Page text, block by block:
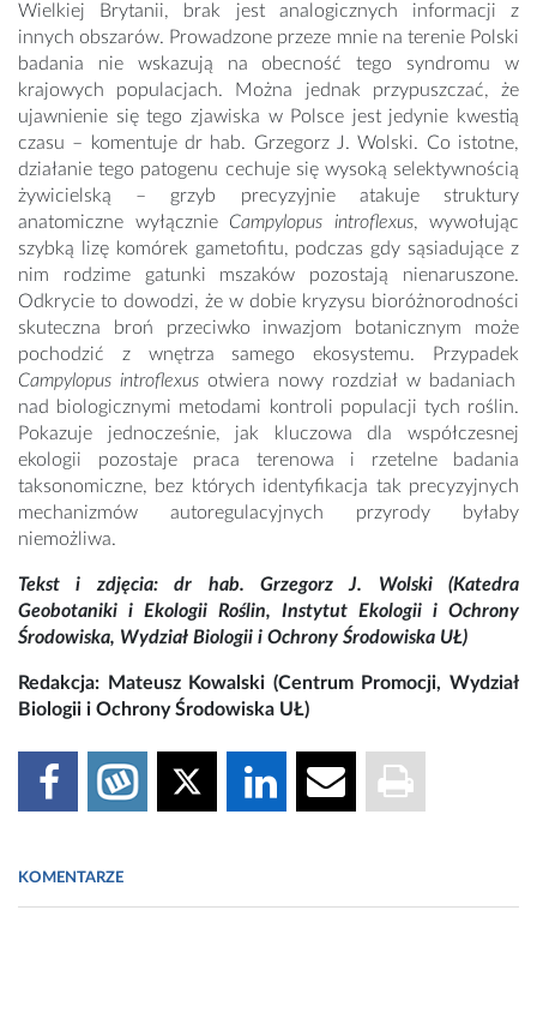
Wielkiej Brytanii, brak jest analogicznych informacji z
innych obszarów. Prowadzone przeze mnie na terenie Polski
badania nie wskazują na obecność tego syndromu w
krajowych populacjach. Można jednak przypuszczać, że
ujawnienie się tego zjawiska w Polsce jest jedynie kwestią
czasu – komentuje dr hab. Grzegorz J. Wolski. Co istotne,
działanie tego patogenu cechuje się wysoką selektywnością
żywicielską – grzyb precyzyjnie atakuje struktury
anatomiczne wyłącznie Campylopus introflexus, wywołując
szybką lizę komórek gametofitu, podczas gdy sąsiadujące z
nim rodzime gatunki mszaków pozostają nienaruszone.
Odkrycie to dowodzi, że w dobie kryzysu bioróżnorodności
skuteczna broń przeciwko inwazjom botanicznym może
pochodzić z wnętrza samego ekosystemu. Przypadek
Campylopus introflexus otwiera nowy rozdział w badaniach
nad biologicznymi metodami kontroli populacji tych roślin.
Pokazuje jednocześnie, jak kluczowa dla współczesnej
ekologii pozostaje praca terenowa i rzetelne badania
taksonomiczne, bez których identyfikacja tak precyzyjnych
mechanizmów autoregulacyjnych przyrody byłaby
niemożliwa.
Tekst i zdjęcia: dr hab. Grzegorz J. Wolski (Katedra
Geobotaniki i Ekologii Roślin, Instytut Ekologii i Ochrony
Środowiska, Wydział Biologii i Ochrony Środowiska UŁ)
Redakcja: Mateusz Kowalski (Centrum Promocji, Wydział
Biologii i Ochrony Środowiska UŁ)
KOMENTARZE